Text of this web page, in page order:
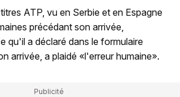
ATP, vu en Serbie et en Espagne
précédant son arrivée,
qu'il a déclaré dans le formulaire
arrivée, a plaidé «l'erreur humaine».